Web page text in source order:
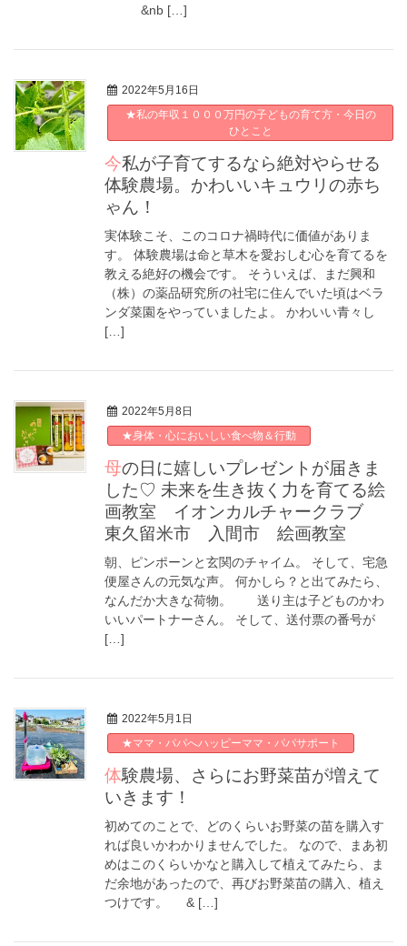
&nb […]
2022年5月16日
★私の年収１０００万円の子どもの育て方・今日の
ひとこと
今私が子育てするなら絶対やらせる
体験農場。かわいいキュウリの赤ち
ゃん！
実体験こそ、このコロナ禍時代に価値がありま
す。 体験農場は命と草木を愛おしむ心を育てるを
教える絶好の機会です。 そういえば、まだ興和
（株）の薬品研究所の社宅に住んでいた頃はベラ
ンダ菜園をやっていましたよ。 かわいい青々し
[…]
2022年5月8日
★身体・心においしい食べ物＆行動
母の日に嬉しいプレゼントが届きま
した♡ 未来を生き抜く力を育てる絵
画教室 イオンカルチャークラブ
東久留米市 入間市 絵画教室
朝、ピンポーンと玄関のチャイム。 そして、宅急
便屋さんの元気な声。 何かしら？と出てみたら、
なんだか大きな荷物。 送り主は子どものかわ
いいパートナーさん。 そして、送付票の番号が
[…]
2022年5月1日
★ママ・パパへハッピーママ・パパサポート
体験農場、さらにお野菜苗が増えて
いきます！
初めてのことで、どのくらいお野菜の苗を購入す
れば良いかわかりませんでした。 なので、まあ初
めはこのくらいかなと購入して植えてみたら、ま
だ余地があったので、再びお野菜苗の購入、植え
つけです。 & […]